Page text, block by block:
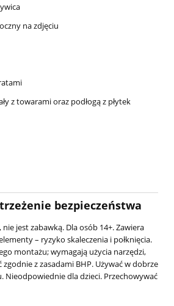
na zdjęciu
z towarami oraz podłogą z płytek
bezpieczeństwa
jest zabawką. Dla osób 14+. Zawiera
– ryzyko skaleczenia i połknięcia.
montażu; wymagają użycia narzędzi,
z zasadami BHP. Używać w dobrze
Nieodpowiednie dla dzieci. Przechowywać